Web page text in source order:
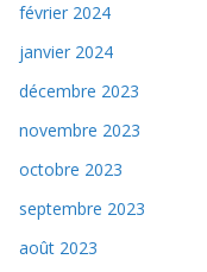
février 2024
janvier 2024
décembre 2023
novembre 2023
octobre 2023
septembre 2023
août 2023